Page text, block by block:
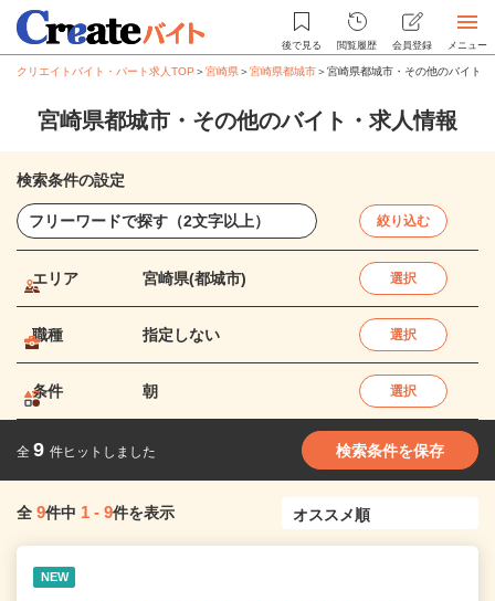
後で見る 閲覧履歴 会員登録 メニュー
クリエイトバイト・パート求人TOP ＞宮崎県＞宮崎県都城市＞宮崎県都城市・その他のバイト
宮崎県都城市・その他のバイト・求人情報
検索条件の設定
絞り込む
エリア 宮崎県(都城市) 選択
職種 指定しない 選択
条件 朝 選択
全 9 件ヒットしました 検索条件を保存
全 9件中 1 - 9件を表示
NEW